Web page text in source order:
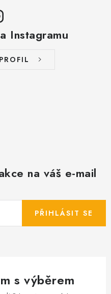
Instagramu
na váš e-mail
PŘIHLÁSIT SE
s výběrem